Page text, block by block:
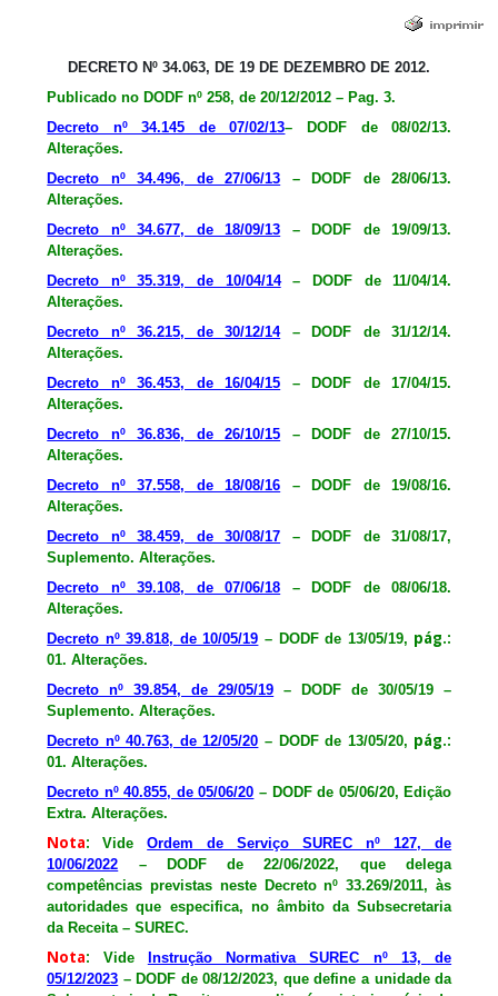
DECRETO Nº 34.063, DE 19 DE DEZEMBRO DE 2012.
Publicado no DODF nº 258, de 20/12/2012 – Pag. 3.
Decreto nº 34.145 de 07/02/13– DODF de 08/02/13.
Alterações.
Decreto nº 34.496, de 27/06/13 – DODF de 28/06/13.
Alterações.
Decreto nº 34.677, de 18/09/13 – DODF de 19/09/13.
Alterações.
Decreto nº 35.319, de 10/04/14– DODF de 11/04/14.
Alterações.
Decreto nº 36.215, de 30/12/14– DODF de 31/12/14.
Alterações.
Decreto nº 36.453, de 16/04/15 – DODF de 17/04/15.
Alterações.
Decreto nº 36.836, de 26/10/15 – DODF de 27/10/15.
Alterações.
Decreto nº 37.558, de 18/08/16 – DODF de 19/08/16.
Alterações.
Decreto nº 38.459, de 30/08/17 – DODF de 31/08/17,
Suplemento. Alterações.
Decreto nº 39.108, de 07/06/18 – DODF de 08/06/18.
Alterações.
Decreto nº 39.818, de 10/05/19 – DODF de 13/05/19, pág.:
01. Alterações.
Decreto nº 39.854, de 29/05/19 – DODF de 30/05/19 –
Suplemento. Alterações.
Decreto nº 40.763, de 12/05/20 – DODF de 13/05/20, pág.:
01. Alterações.
Decreto nº 40.855, de 05/06/20 – DODF de 05/06/20, Edição
Extra. Alterações.
Nota:VideOrdem de Serviço SUREC nº 127, de
10/06/2022 – DODF de 22/06/2022, que delega
competências previstas neste Decreto nº 33.269/2011, às
autoridades que especifica, no âmbito da Subsecretaria
da Receita – SUREC.
Nota: Vide
Instrução Normativa SUREC nº 13, de
05/12/2023 – DODF de 08/12/2023, que define a unidade da